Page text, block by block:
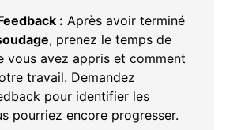
: Après avoir terminé
, prenez le temps de
vous avez appris et comment
travail. Demandez
pour identifier les
pourriez encore progresser.